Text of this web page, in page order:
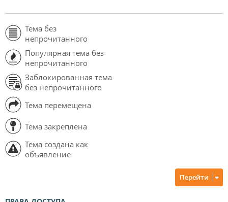
Тема без
непрочитанного
Популярная тема без
непрочитанного
Заблокированная тема
без непрочитанного
Тема перемещена
Тема закреплена
Тема создана как
объявление
Перейти